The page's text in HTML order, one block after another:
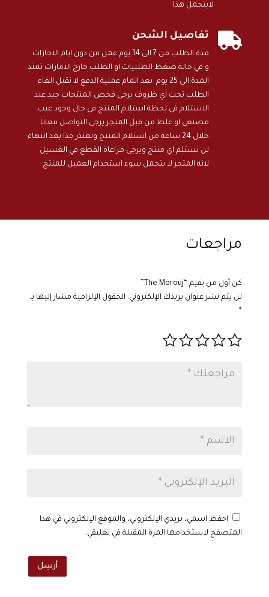
لايتحمل هذا
 تفاصيل الشحن
مدة الطلب من 7 الى 14 يوم عمل من دون ايام الاجازات
و في حالة ضغط الطلبيات او الطلب خارج الامارات تمتد
المدة الى 25 يوم بعد اتمام عملية الدفع لا نقبل الغاء
الطلب تحت اي ظروف يرجى فحص المنتجات جيد عند
الاستلام في لحظة استلام المنتج في حال وجود عيب
مصنعي او غلط من قبل المتجر يرجى التواصل معانا
خلال 24 ساعه من استلام المنتج ونعتذر جدا بعد انتهاء
لن نستلم اي منتج ويرجى مراعاة القطع في الغسيل
لانه المتجر لا يتحمل سوء استخدام العميل للمنتج
مراجعات
كن أول من يقيم “The Morouj”
لن يتم نشر عنوان بريدك الإلكتروني. الحقول الإلزامية مشار إليها بـ
*
احفظ اسمي، بريدي الإلكتروني، والموقع الإلكتروني في هذا
المتصفح لاستخدامها المرة المقبلة في تعليقي.
أرسِل